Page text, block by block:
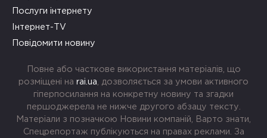
Послуги інтернету
Інтернет-TV
Повідомити новину
Повне або часткове використання матеріалів, що
розміщені на rai.ua , дозволяється за умови активного
гіперпосилання на конкретну новину та згадки
першоджерела не нижче другого абзацу тексту.
Матеріали з позначкою Новини компаній, Варто знати,
Спецрепортаж публікуються на правах реклами. За